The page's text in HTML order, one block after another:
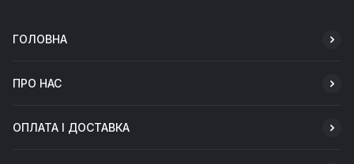
ГОЛОВНА
ПРО НАС
ОПЛАТА І ДОСТАВКА